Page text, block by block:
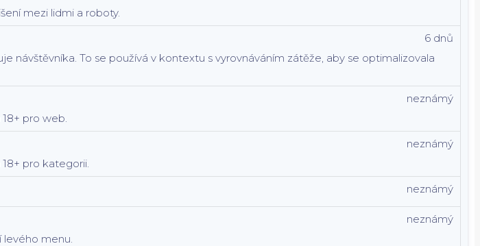
mezi lidmi a roboty.
návštěvníka. To se používá v kontextu s vyrovnáváním zátěže, aby se optimalizovala
6 dnů
pro web.
neznámý
pro kategorii.
neznámý
neznámý
levého menu.
neznámý